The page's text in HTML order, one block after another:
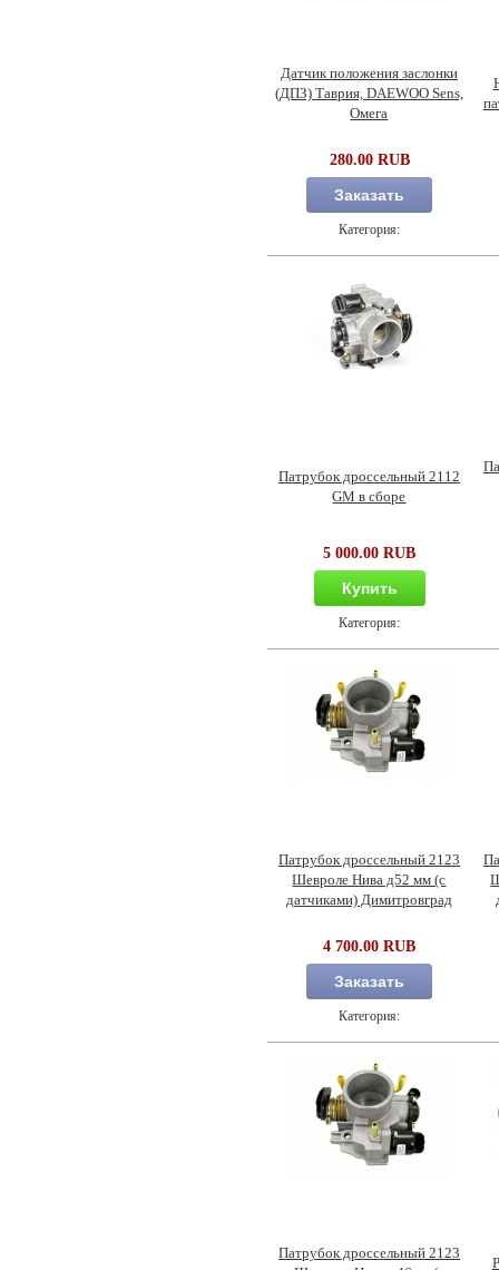
Датчик положения заслонки
(ДПЗ) Таврия, DAEWOO Sens,
Омега
280.00 RUB
Заказать
Категория:
Патрубок дроссельный 2112
GM в сборе
5 000.00 RUB
Купить
Категория:
Патрубок дроссельный 2123
Шевроле Нива д52 мм (с
датчиками) Димитровград
4 700.00 RUB
Заказать
Категория:
Патрубок дроссельный 2123